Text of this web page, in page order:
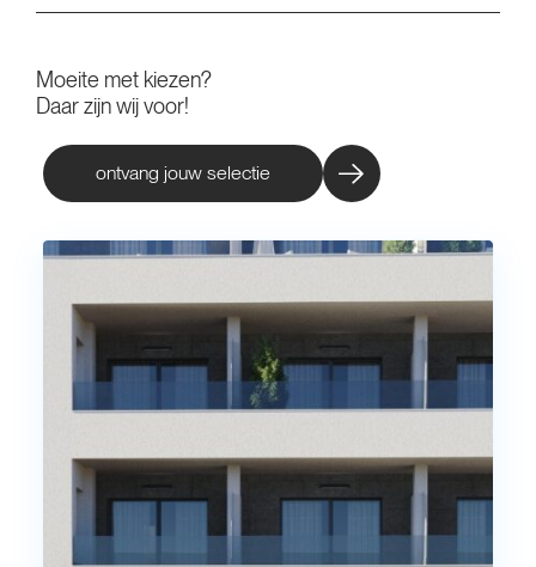
Moeite met kiezen?
Daar zijn wij voor!
ontvang jouw selectie